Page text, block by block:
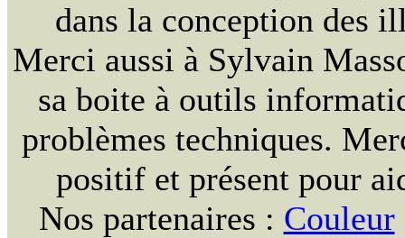
dans la conception des
Merci aussi à Sylvain
sa boite à outils
problèmes techniques.
positif et présent pour
Nos partenaires : Couleur